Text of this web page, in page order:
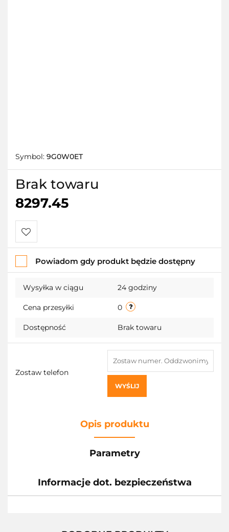
Symbol: 9G0W0ET
Brak towaru
8297.45
Do
przechowalni
Powiadom gdy produkt będzie dostępny
Wysyłka w ciągu 24 godziny
Cena przesyłki 0
Dostępność Brak towaru
Zostaw telefon
WYŚLIJ
Opis produktu
Parametry
Informacje dot. bezpieczeństwa